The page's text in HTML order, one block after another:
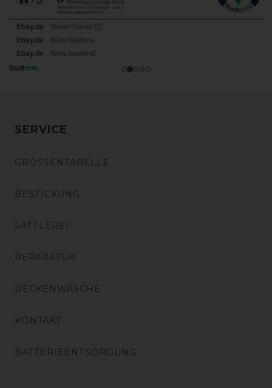
SERVICE
GRÖSSENTABELLE
BESTICKUNG
SATTLEREI
REPARATUR
DECKENWÄSCHE
KONTAKT
BATTERIEENTSORGUNG